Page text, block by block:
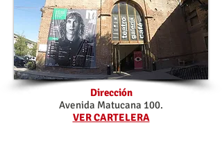
Dirección
Avenida Matucana 100.
VER CARTELERA